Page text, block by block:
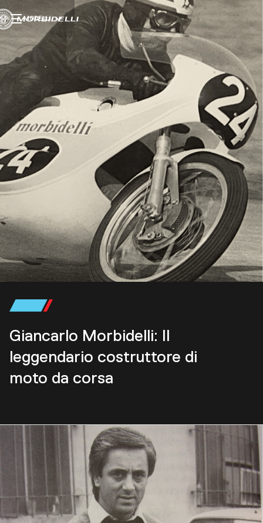
MODELLI
Giancarlo Morbidelli: Il
leggendario costruttore di
moto da corsa